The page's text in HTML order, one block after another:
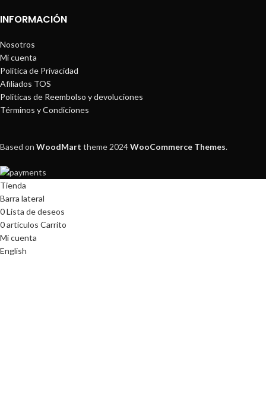
INFORMACIÓN
Nosotros
Mi cuenta
Política de Privacidad
Afiliados TOS
Politicas de Reembolso y devoluciones
Términos y Condiciones
Based on WoodMart theme 2024WooCommerce Themes.
Tienda
Barra lateral
0Lista de deseos
0artículos Carrito
Mi cuenta
English